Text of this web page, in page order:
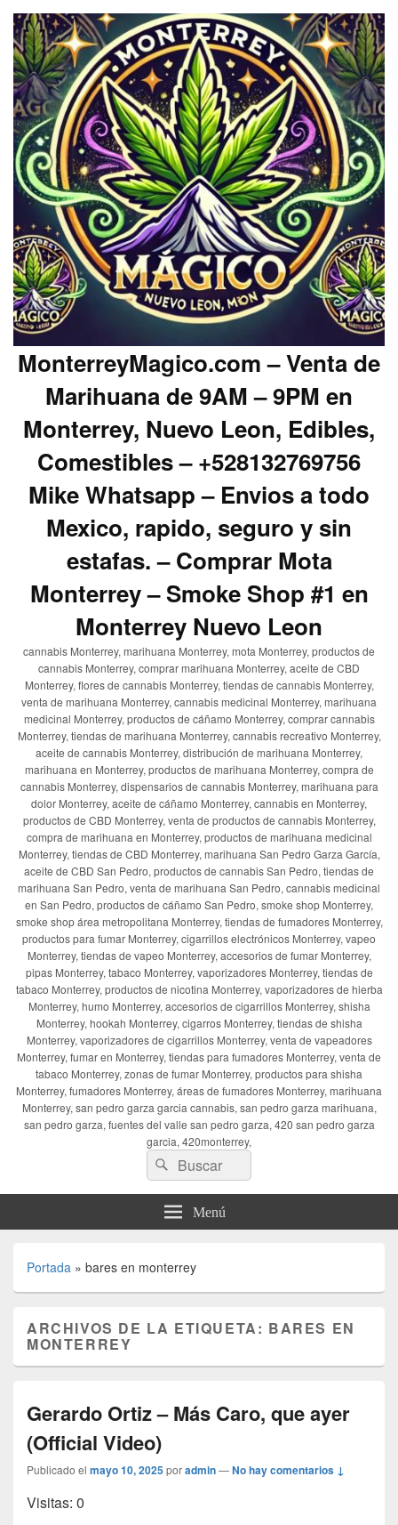
MonterreyMagico.com – Venta de
Marihuana de 9AM – 9PM en
Monterrey, Nuevo Leon, Edibles,
Comestibles – +528132769756
Mike Whatsapp – Envios a todo
Mexico, rapido, seguro y sin
estafas. – Comprar Mota
Monterrey – Smoke Shop #1 en
Monterrey Nuevo Leon
cannabis Monterrey, marihuana Monterrey, mota Monterrey, productos de
cannabis Monterrey, comprar marihuana Monterrey, aceite de CBD
Monterrey, flores de cannabis Monterrey, tiendas de cannabis Monterrey,
venta de marihuana Monterrey, cannabis medicinal Monterrey, marihuana
medicinal Monterrey, productos de cáñamo Monterrey, comprar cannabis
Monterrey, tiendas de marihuana Monterrey, cannabis recreativo Monterrey,
aceite de cannabis Monterrey, distribución de marihuana Monterrey,
marihuana en Monterrey, productos de marihuana Monterrey, compra de
cannabis Monterrey, dispensarios de cannabis Monterrey, marihuana para
dolor Monterrey, aceite de cáñamo Monterrey, cannabis en Monterrey,
productos de CBD Monterrey, venta de productos de cannabis Monterrey,
compra de marihuana en Monterrey, productos de marihuana medicinal
Monterrey, tiendas de CBD Monterrey, marihuana San Pedro Garza García,
aceite de CBD San Pedro, productos de cannabis San Pedro, tiendas de
marihuana San Pedro, venta de marihuana San Pedro, cannabis medicinal
en San Pedro, productos de cáñamo San Pedro, smoke shop Monterrey,
smoke shop área metropolitana Monterrey, tiendas de fumadores Monterrey,
productos para fumar Monterrey, cigarrillos electrónicos Monterrey, vapeo
Monterrey, tiendas de vapeo Monterrey, accesorios de fumar Monterrey,
pipas Monterrey, tabaco Monterrey, vaporizadores Monterrey, tiendas de
tabaco Monterrey, productos de nicotina Monterrey, vaporizadores de hierba
Monterrey, humo Monterrey, accesorios de cigarrillos Monterrey, shisha
Monterrey, hookah Monterrey, cigarros Monterrey, tiendas de shisha
Monterrey, vaporizadores de cigarrillos Monterrey, venta de vapeadores
Monterrey, fumar en Monterrey, tiendas para fumadores Monterrey, venta de
tabaco Monterrey, zonas de fumar Monterrey, productos para shisha
Monterrey, fumadores Monterrey, áreas de fumadores Monterrey, marihuana
Monterrey, san pedro garza garcia cannabis, san pedro garza marihuana,
san pedro garza, fuentes del valle san pedro garza, 420 san pedro garza
garcia, 420monterrey,
Buscar
por:
Buscar
Menú
Portada » bares en monterrey
ARCHIVOS DE LA ETIQUETA: BARES EN
MONTERREY
Gerardo Ortiz – Más Caro, que ayer
(Official Video)
Publicado el mayo 10, 2025poradmin—No hay comentarios ↓
Visitas: 0